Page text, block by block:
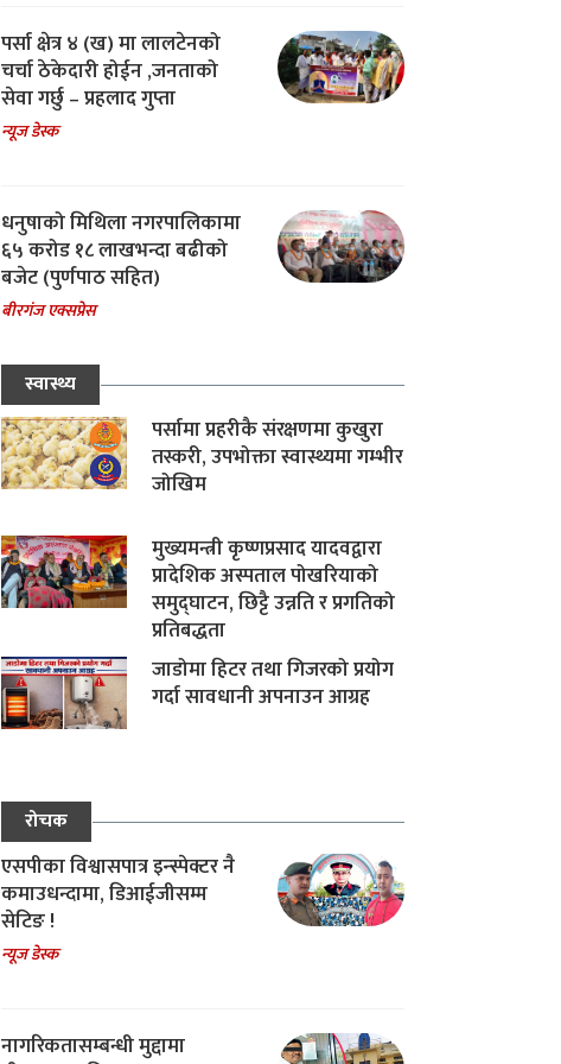
पर्सा क्षेत्र ४ (ख) मा लालटेनको
चर्चा ठेकेदारी होईन ,जनताको
सेवा गर्छु – प्रहलाद गुप्ता
न्यूज डेस्क
धनुषाको मिथिला नगरपालिकामा
६५ करोड १८ लाखभन्दा बढीको
बजेट (पुर्णपाठ सहित)
बीरगंज एक्सप्रेस
स्वास्थ्य
पर्सामा प्रहरीकै संरक्षणमा कुखुरा
तस्करी, उपभोक्ता स्वास्थ्यमा गम्भीर
जोखिम
मुख्यमन्त्री कृष्णप्रसाद यादवद्वारा
प्रादेशिक अस्पताल पोखरियाको
समुद्घाटन, छिट्टै उन्नति र प्रगतिको
प्रतिबद्धता
जाडोमा हिटर तथा गिजरको प्रयोग
गर्दा सावधानी अपनाउन आग्रह
रोचक
एसपीका विश्वासपात्र इन्स्पेक्टर नै
कमाउधन्दामा, डिआईजीसम्म
सेटिङ !
न्यूज डेस्क
नागरिकतासम्बन्धी मुद्दामा